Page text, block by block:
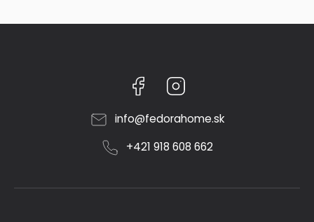
Facebook
info@fedorahome.sk
+421 918 608 662